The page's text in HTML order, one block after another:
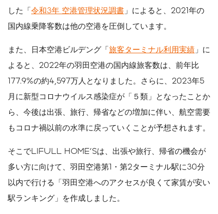
した「令和3年 空港管理状況調書 」によると、2021年の
国内線乗降客数は他の空港を圧倒しています。
また、日本空港ビルデング「旅客ターミナル利用実績 」に
よると、2022年の羽田空港の国内線旅客数は、前年比
177.9%の約4,597万人となりました。さらに、2023年5
月に新型コロナウイルス感染症が「５類」となったことか
ら、今後は出張、旅行、帰省などの増加に伴い、航空需要
もコロナ禍以前の水準に戻っていくことが予想されます。
そこでLIFULL HOME'Sは、出張や旅行、帰省の機会が
多い方に向けて、羽田空港第1・第2ターミナル駅に30分
以内で行ける「羽田空港へのアクセスが良くて家賃が安い
駅ランキング」を作成しました。